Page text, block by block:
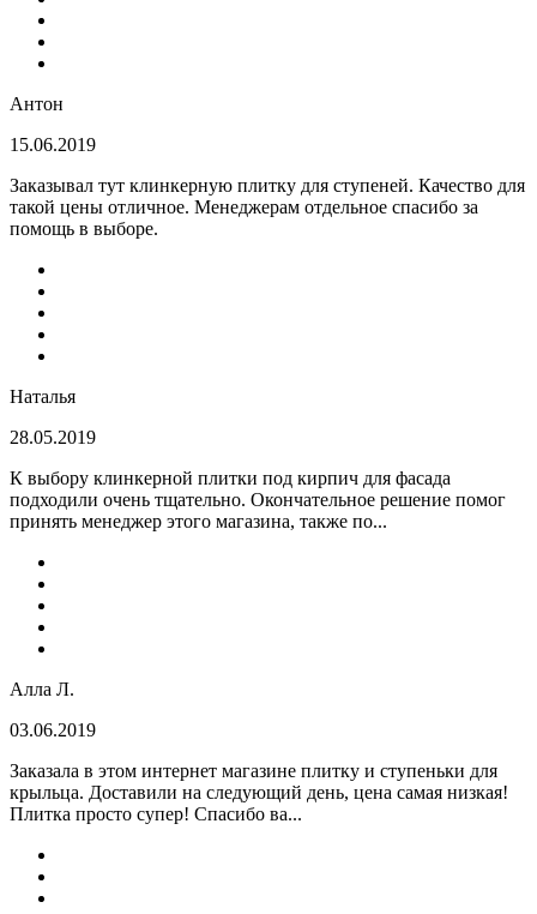
Антон
15.06.2019
Заказывал тут клинкерную плитку для ступеней. Качество для
такой цены отличное. Менеджерам отдельное спасибо за
помощь в выборе.
Наталья
28.05.2019
К выбору клинкерной плитки под кирпич для фасада
подходили очень тщательно. Окончательное решение помог
принять менеджер этого магазина, также по...
Алла Л.
03.06.2019
Заказала в этом интернет магазине плитку и ступеньки для
крыльца. Доставили на следующий день, цена самая низкая!
Плитка просто супер! Спасибо ва...